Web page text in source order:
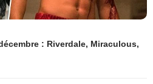
: Riverdale, Miraculous,